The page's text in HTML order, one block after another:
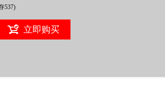
537)
立即购买